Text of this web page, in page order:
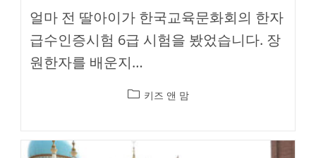
얼마 전 딸아이가 한국교육문화회의 한자
급수인증시험 6급 시험을 봤었습니다. 장
원한자를 배운지…
Post키즈 앤 맘